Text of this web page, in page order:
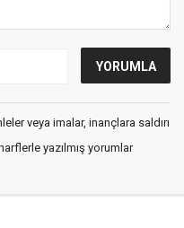
veya imalar, inançlara saldırı
yazılmış yorumlar